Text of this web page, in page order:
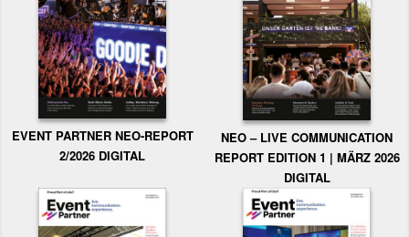
EVENT PARTNER NEO-REPORT
2/2026 DIGITAL
NEO – LIVE COMMUNICATION
REPORT EDITION 1 | MÄRZ 2026
DIGITAL